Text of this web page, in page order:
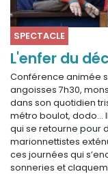
SPECTACLE
L'enfer du
Conférence animée
angoisses 7h30,
dans son quotidien
métro boulot, dodo…
qui se retourne pour
marionnettistes
ces journées qui
sonneries et